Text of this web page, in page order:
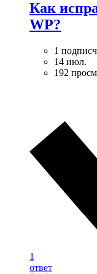
Как
WP?
1
14 июл.
192
1
ответ